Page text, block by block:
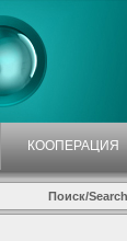
КООПЕРАЦИЯ
Поиск/Search